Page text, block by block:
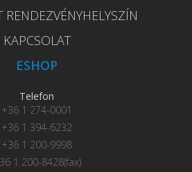
RENDEZVÉNYHELYSZÍN
KAPCSOLAT
ESHOP
Telefon
+36 1 274-0001
+36 1 394-6232
+36 1 200-9998
1 200-8428(fax)